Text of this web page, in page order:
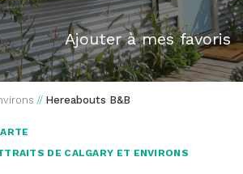
Ajouter à mes favoris
// Hereabouts B&B
DE CALGARY ET ENVIRONS